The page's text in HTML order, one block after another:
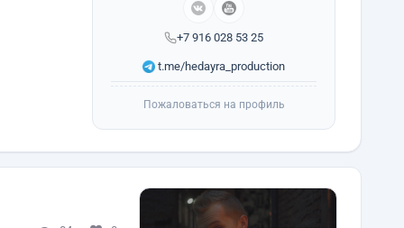
+7 916 028 53 25
t.me/hedayra_production
Пожаловаться на профиль